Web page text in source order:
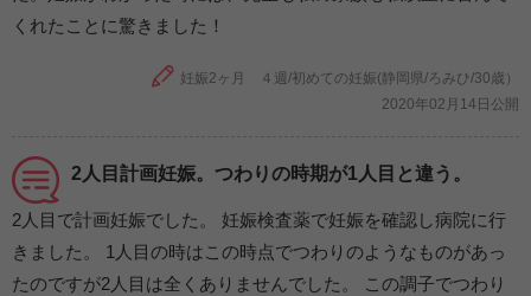
くれたことに驚きました！
妊娠2ヶ月 ４週/初めての妊娠(静岡県/ろみひ/30歳）
2020年02月14日公開
2人目計画妊娠。つわりの時期が1人目と違う。
2人目で計画妊娠でした。 妊娠検査薬で妊娠を確認し病院に行
きました。 1人目の時はこの時点でつわりのようなものがあっ
たのですが2人目は全くありませんでした。 この調子でつわり